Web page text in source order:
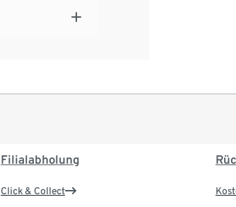
Filialabholung
Click & Collect